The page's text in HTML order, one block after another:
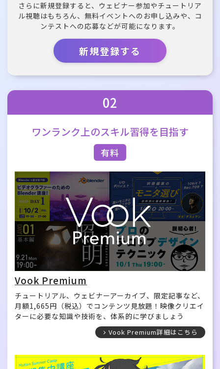
さらに新規登録すると、ウェビナー参加やチュートリア
ル視聴はもちろん、無料イベントへのお申し込みや、コ
ンテストへの応募などが可能になります。
新規登録する
02
ワンランク上のスキル習得を目指す
有料
Vook Premium
チュートリアル、ウェビナーアーカイブ、限定記事など、
月額1,665円（税込）でコンテンツ見放題！映像クリエイ
ターに必要な知識や技術を、体系的に学びましょう
Vook Premium詳細はこちら